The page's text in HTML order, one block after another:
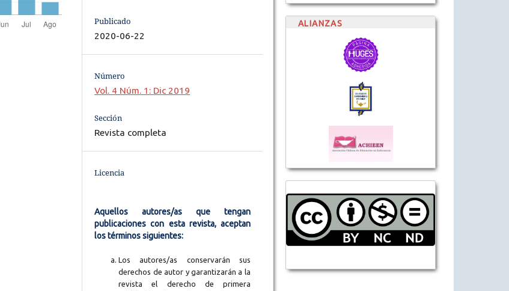
Publicado
2020-06-22
Número
Vol. 4 Núm. 1: Dic 2019
Sección
Revista completa
Licencia
Aquellos autores/as que tengan
publicaciones con esta revista, aceptan
los términos siguientes:
Los autores/as conservarán sus
derechos de autor y garantizarán a la
revista el derecho de primera
ALIANZAS